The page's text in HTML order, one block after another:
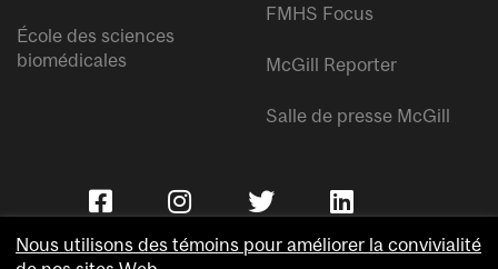
École des sciences
biomédicales
FMHS Focus
McGill Reporter
Salle de presse McGill
Nous utilisons des témoins pour améliorer la convivialité